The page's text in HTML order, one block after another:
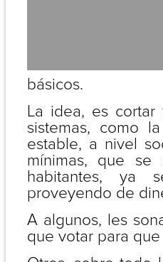
básicos.
La idea, es
sistemas, como
estable, a nivel
mínimas, que
habitantes, ya
proveyendo de
A algunos, les
que votar para